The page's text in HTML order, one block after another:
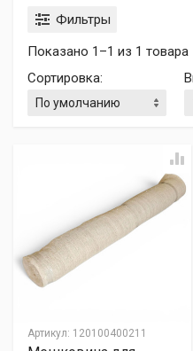
Фильтры
Показано 1–1 из 1 товара
Сортировка:
Артикул: 120100400211